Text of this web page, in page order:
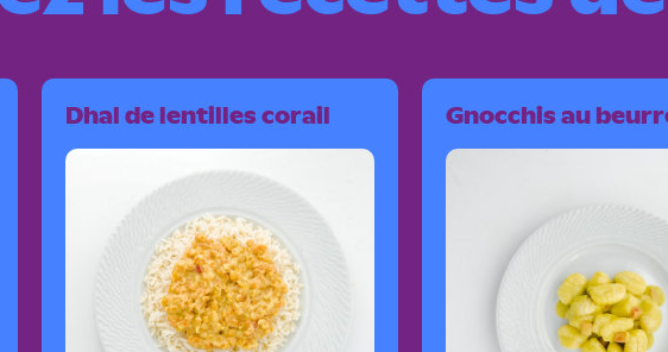
Dhal de lentilles corail Gnocchis au